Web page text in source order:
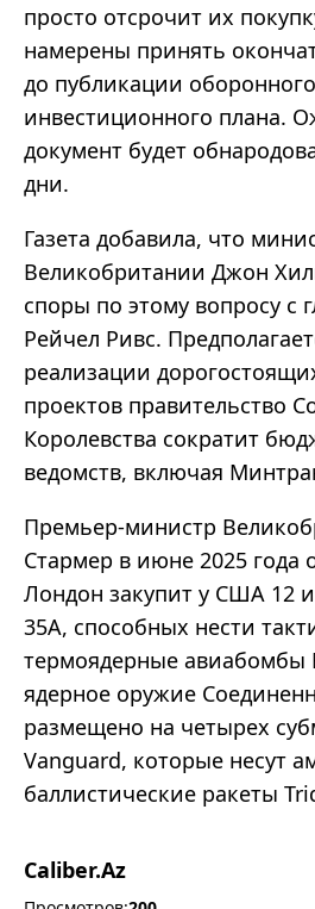
просто отсрочит их
намерены принять
до публикации оборонного
инвестиционного плана.
документ будет
дни.
Газета добавила, что
Великобритании Джон
споры по этому вопросу с
Рейчел Ривс.
реализации
проектов правительство
Королевства сократит
ведомств, включая
Премьер-министр
Стармер в июне 2025 года
Лондон закупит у США 12
35A, способных нести
термоядерные авиабомбы
ядерное оружие
размещено на четырех
Vanguard, которые несут
баллистические ракеты
Caliber.Az